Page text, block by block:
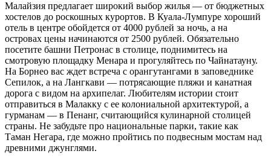
Малайзия предлагает широкий выбор жилья — от бюджетных
хостелов до роскошных курортов. В Куала-Лумпуре хороший
отель в центре обойдется от 4000 рублей за ночь, а на
островах цены начинаются от 2500 рублей. Обязательно
посетите башни Петронас в столице, поднимитесь на
смотровую площадку Менара и прогуляйтесь по Чайнатауну.
На Борнео вас ждет встреча с орангутангами в заповеднике
Сепилок, а на Лангкави — потрясающие пляжи и канатная
дорога с видом на архипелаг. Любителям истории стоит
отправиться в Малакку с ее колониальной архитектурой, а
гурманам — в Пенанг, считающийся кулинарной столицей
страны. Не забудьте про национальные парки, такие как
Таман Негара, где можно пройтись по подвесным мостам над
древними джунглями.